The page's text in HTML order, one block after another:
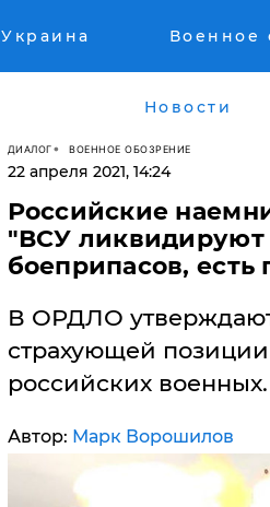
Украина Военное
Новости
ДИАЛОГ ВОЕННОЕ ОБОЗРЕНИЕ
22 апреля 2021, 14:24
Российские
"ВСУ ликвидируют
боеприпасов, есть
В ОРДЛО
страхующей
российских военных.
Автор: Марк Ворошилов